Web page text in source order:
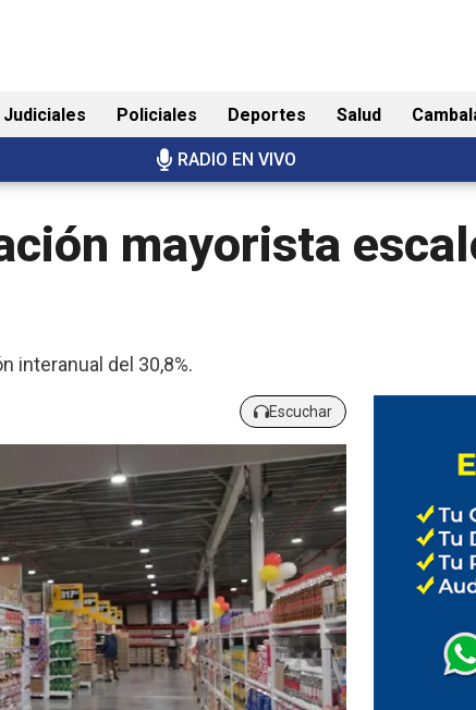
Judiciales Policiales Deportes Salud
RADIO EN VIVO
mayorista
interanual del 30,8%.
Escuchar